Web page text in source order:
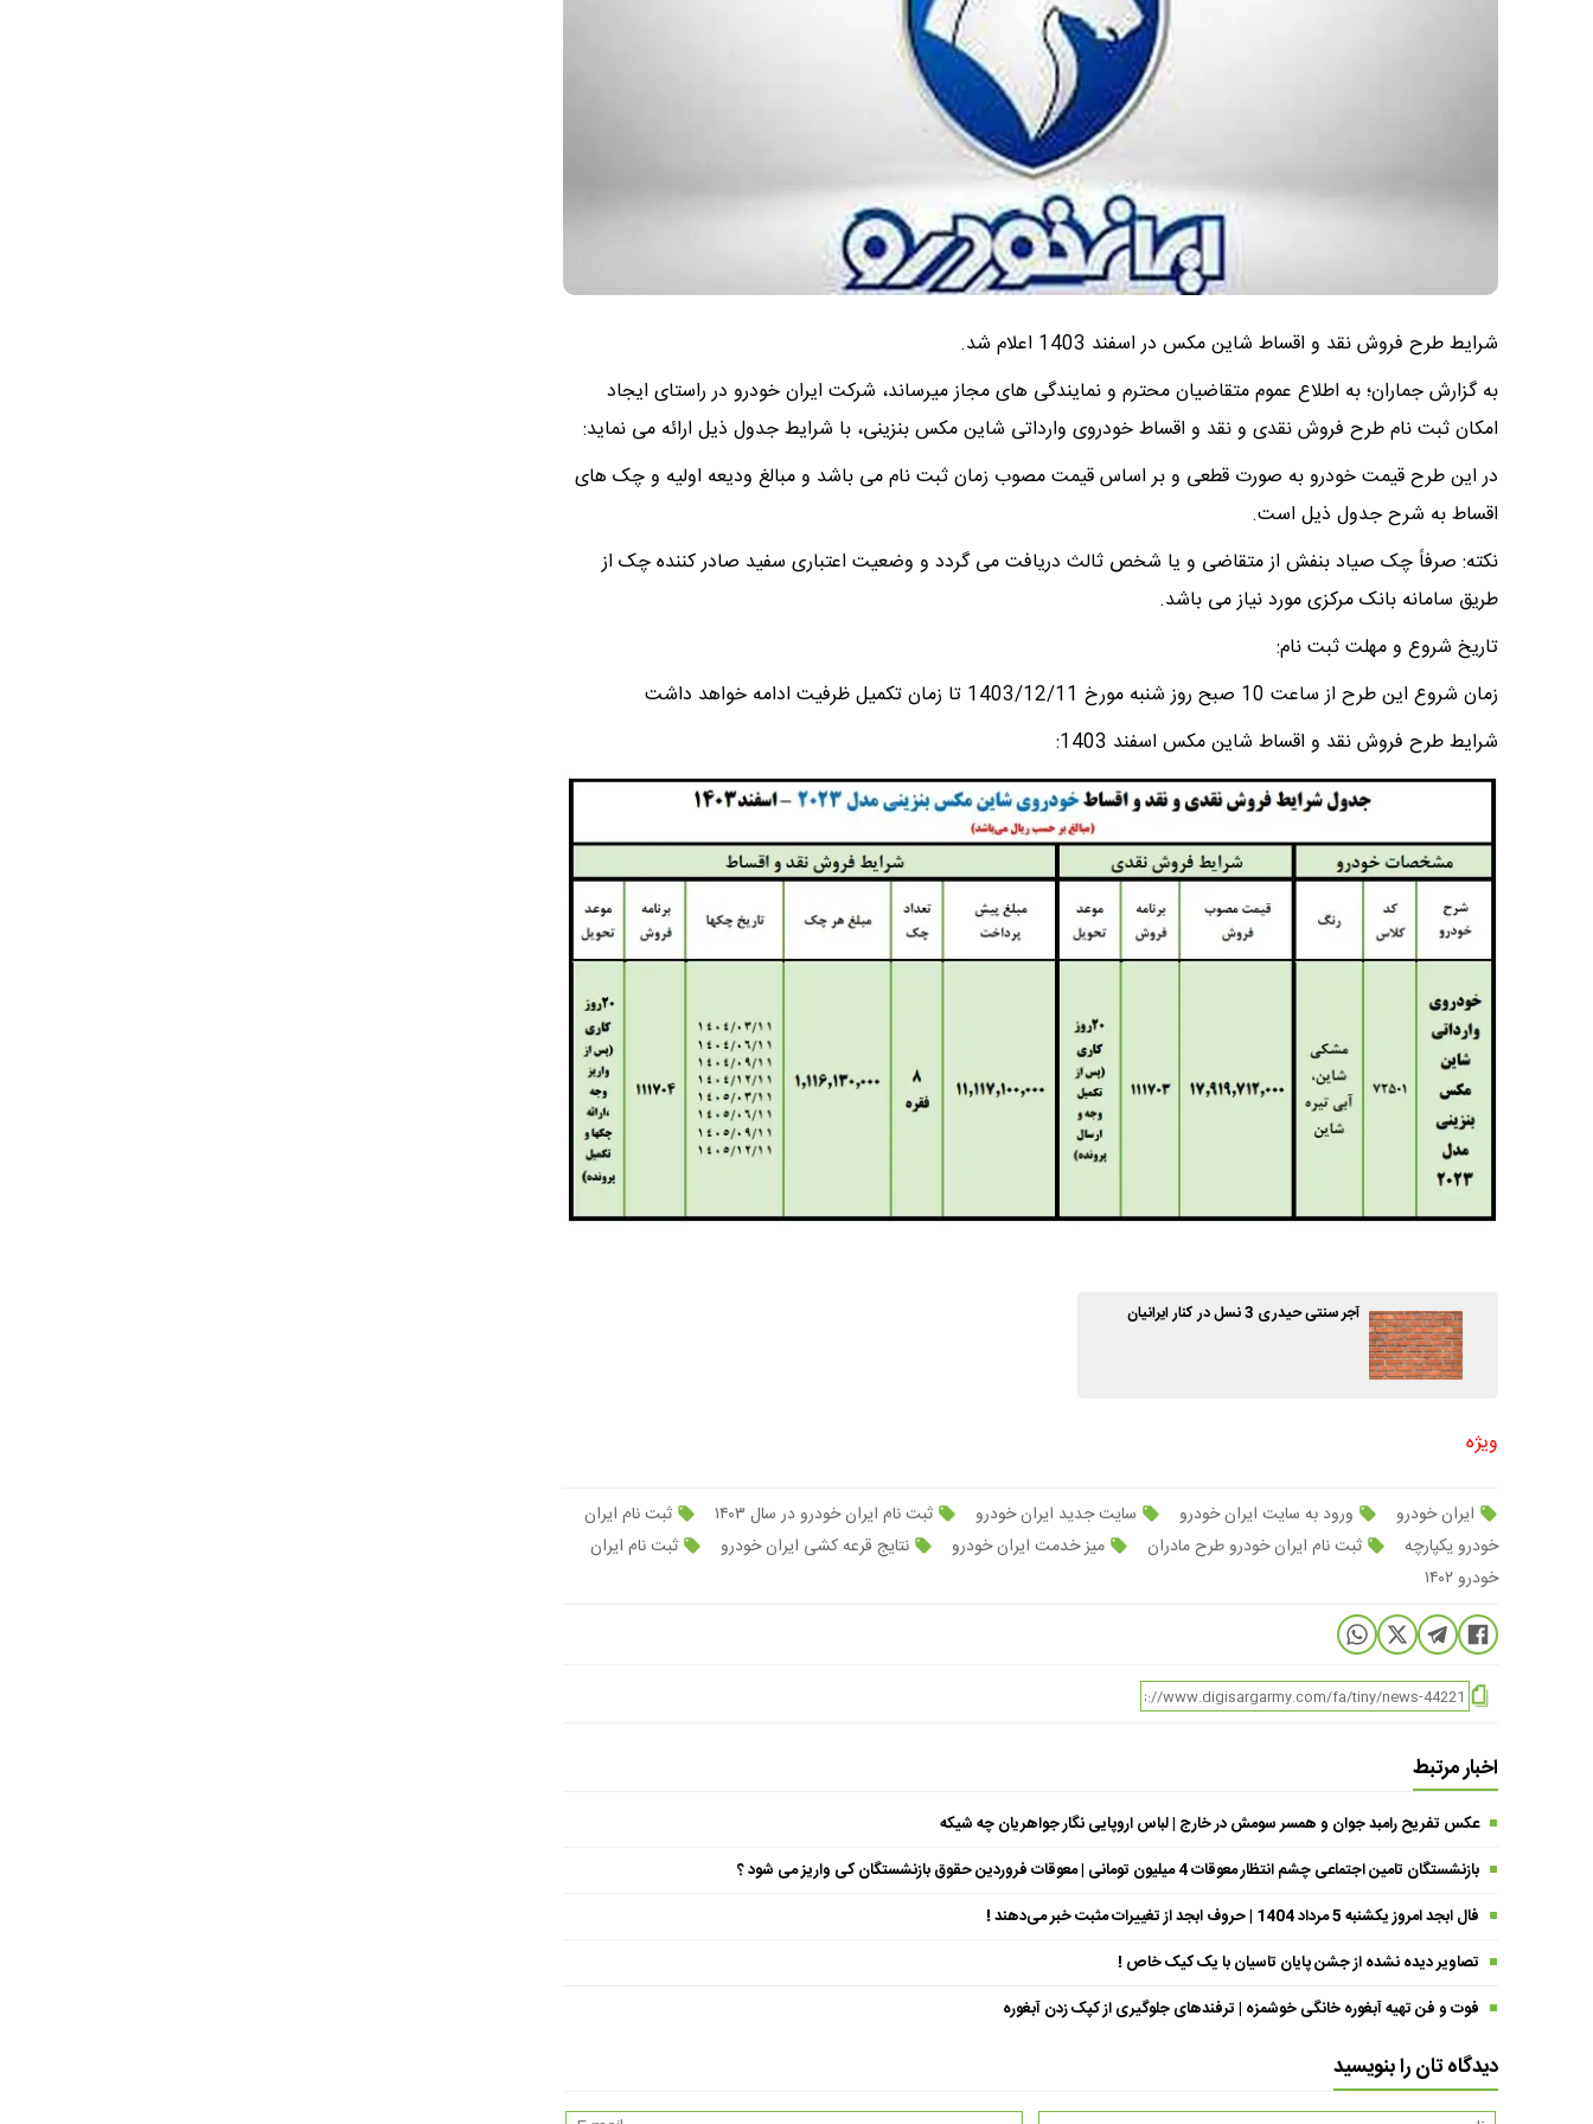
شرایط طرح فروش نقد و اقساط شاین مکس در اسفند 1403 اعلام شد.
به گزارش جماران؛ به اطلاع عموم متقاضیان محترم و نمایندگی های مجاز میرساند، شرکت ایران خودرو در راستای ایجاد
امکان ثبت نام طرح فروش نقدی و نقد و اقساط خودروی وارداتی شاین مکس بنزینی، با شرایط جدول ذیل ارائه می نماید:
در این طرح قیمت خودرو به صورت قطعی و بر اساس قیمت مصوب زمان ثبت نام می باشد و مبالغ ودیعه اولیه و چک های
اقساط به شرح جدول ذیل است.
نکته: صرفاً چک صیاد بنفش از متقاضی و یا شخص ثالث دریافت می گردد و وضعیت اعتباری سفید صادر کننده چک از
طریق سامانه بانک مرکزی مورد نیاز می باشد.
تاریخ شروع و مهلت ثبت نام:
زمان شروع این طرح از ساعت 10 صبح روز شنبه مورخ 1403/12/11 تا زمان تکمیل ظرفیت ادامه خواهد داشت
شرایط طرح فروش نقد و اقساط شاین مکس اسفند 1403:
آجر سنتی حیدری 3 نسل در کنار ایرانیان
ویژه
ایران خودرو ورود به سایت ایران خودرو سایت جدید ایران خودرو ثبت نام ایران خودرو در سال ۱۴۰۳
ثبت نام ایران
خودرو یکپارچه
ثبت نام ایران خودرو طرح مادران میز خدمت ایران خودرو نتایج قرعه کشی ایران خودرو
ثبت نام ایران
خودرو ۱۴۰۲
اخبار مرتبط
عکس تفریح رامبد جوان و همسر سومش در خارج | لباس اروپایی نگار جواهریان چه شیکه
بازنشستگان تامین اجتماعی چشم انتظار معوقات 4 میلیون تومانی | معوقات فروردین حقوق بازنشستگان کی واریز می شود ؟
فال ابجد امروز یکشنبه 5 مرداد 1404 | حروف ابجد از تغییرات مثبت خبر می‌دهند !
تصاویر دیده نشده از جشن پایان تاسیان با یک کیک خاص !
فوت و فن تهیه آبغوره خانگی خوشمزه | ترفندهای جلوگیری از کپک زدن آبغوره
دیدگاه تان را بنویسید